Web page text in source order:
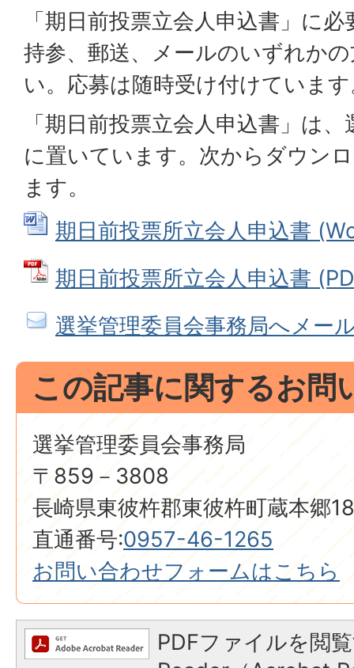
「期日前投票立会人申込書」に
持参、郵送、メールのいずれか
い。応募は随時受け付けていま
「期日前投票立会人申込書」は
に置いています。次からダウン
ます。
期日前投票所立会人申込書
期日前投票所立会人申込書
選挙管理委員会事務局へメー
この記事に関するお問
選挙管理委員会事務局
〒859－3808
長崎県東彼杵郡東彼杵町蔵本郷
直通番号:0957-46-1265
お問い合わせフォームはこちら
PDFファイルを閲